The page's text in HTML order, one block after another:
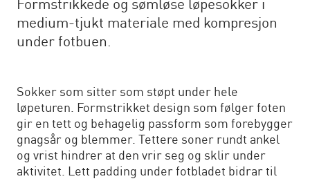
Formstrikkede og sømløse løpesokker i
medium-tjukt materiale med kompresjon
under fotbuen.
Sokker som sitter som støpt under hele
løpeturen. Formstrikket design som følger foten
gir en tett og behagelig passform som forebygger
gnagsår og blemmer. Tettere soner rundt ankel
og vrist hindrer at den vrir seg og sklir under
aktivitet. Lett padding under fotbladet bidrar til